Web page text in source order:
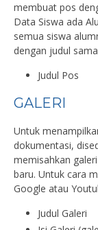
membuat pos
Data Siswa ada
semua siswa
dengan judul
Judul Pos
GALERI
Untuk
dokumentasi,
memisahkan
baru. Untuk cara
Google atau
Judul Galeri